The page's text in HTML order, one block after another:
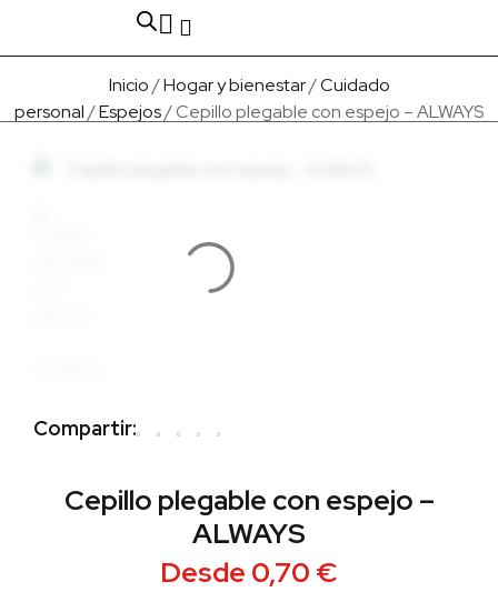
Inicio/Hogar y bienestar/Cuidado
personal/Espejos/ Cepillo plegable con espejo – ALWAYS
Cepillo plegable con espejo –
ALWAYS
Desde 0,70 €
Compartir: